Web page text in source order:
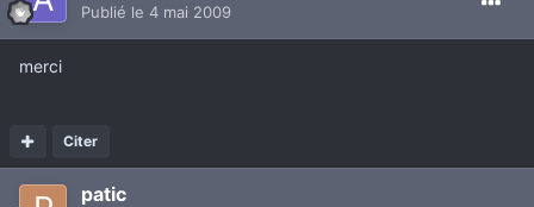
Publié le 4 mai 2009
merci
Citer
patic